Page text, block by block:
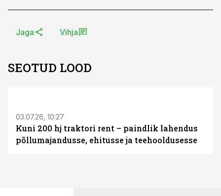
Jaga Vihja
SEOTUD LOOD
03.07.26, 10:27
Kuni 200 hj traktori rent – paindlik lahendus
põllumajandusse, ehitusse ja teehooldusesse